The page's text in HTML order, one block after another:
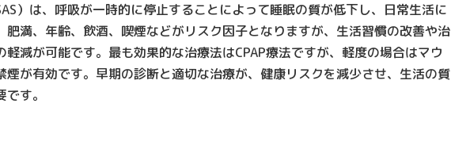
）は、呼吸が一時的に停止することによって睡眠の質が低下し、日常生活に
肥満、年齢、飲酒、喫煙などがリスク因子となりますが、生活習慣の改善や治
減が可能です。最も効果的な治療法はCPAP療法ですが、軽度の場合はマウ
煙が有効です。早期の診断と適切な治療が、健康リスクを減少させ、生活の質
す。